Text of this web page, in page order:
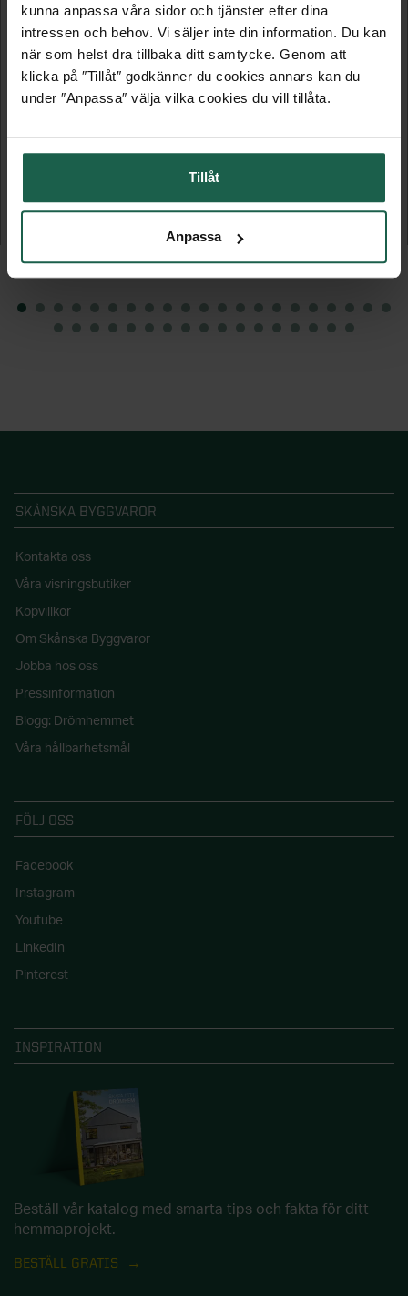
kunna anpassa våra sidor och tjänster efter dina
intressen och behov. Vi säljer inte din information. Du kan
när som helst dra tillbaka ditt samtycke. Genom att
klicka på ″Tillåt″ godkänner du cookies annars kan du
under ″Anpassa″ välja vilka cookies du vill tillåta.
Tillåt
Anpassa
VIBOSTUGAN JONSTORP 7,5 M² VIBOSTUGAN JONSTORP 10 M²
24 795 kr
SKÅNSKA BYGGVAROR
Kontakta oss
Våra visningsbutiker
Köpvillkor
Om Skånska Byggvaror
Jobba hos oss
Pressinformation
Blogg: Drömhemmet
Våra hållbarhetsmål
FÖLJ OSS
Facebook
Instagram
Youtube
LinkedIn
Pinterest
INSPIRATION
Beställ vår katalog med smarta tips och fakta för ditt
hemmaprojekt.
BESTÄLL GRATIS